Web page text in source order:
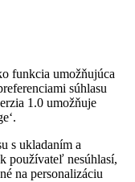
funkcia umožňujúca
súhlasu
1.0 umožňuje
s ukladaním a
používateľ nesúhlasí,
na personalizáciu